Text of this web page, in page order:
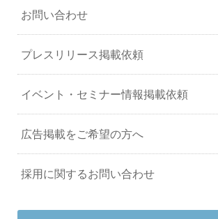
お問い合わせ
プレスリリース掲載依頼
イベント・セミナー情報掲載依頼
広告掲載をご希望の方へ
採用に関するお問い合わせ